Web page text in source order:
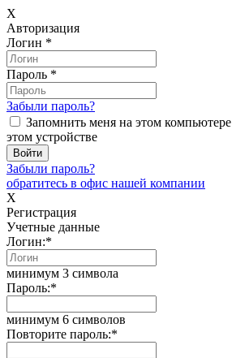
X
Авторизация
Логин *
Пароль *
Забыли пароль?
Запомнить меня на этом компьютере
этом устройстве
Забыли пароль?
обратитесь в офис нашей компании
X
Регистрация
Учетные данные
Логин:*
минимум 3 символа
Пароль:*
минимум 6 символов
Повторите пароль:*